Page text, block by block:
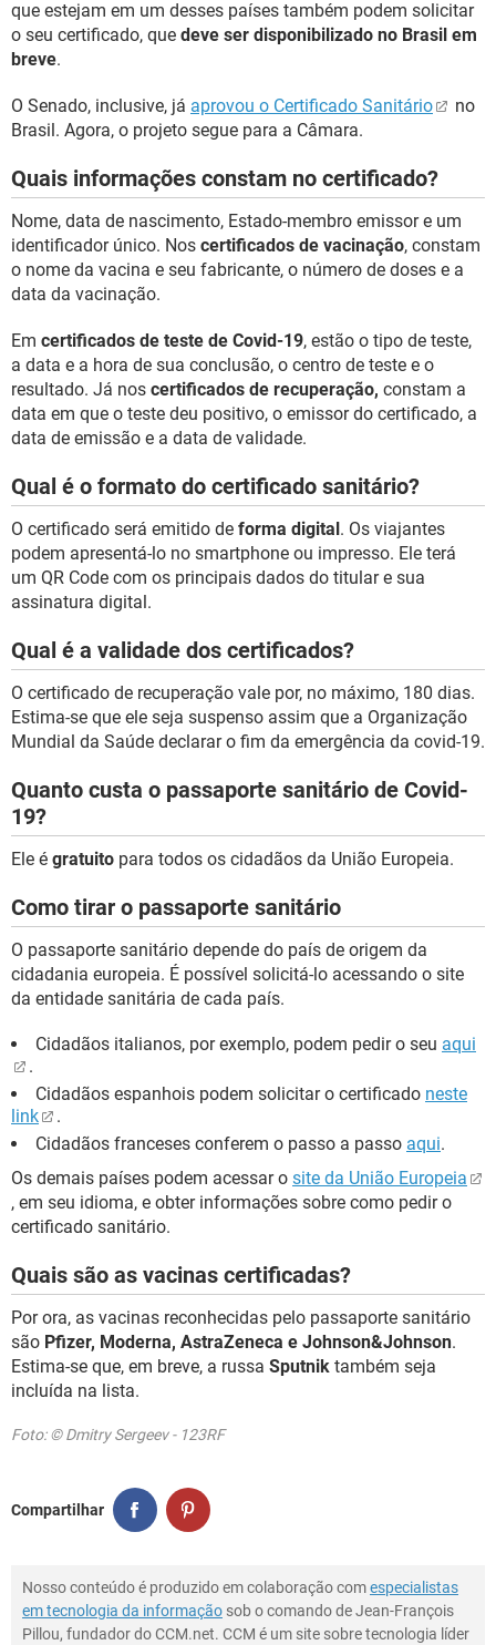
que estejam em um desses países também podem solicitar
o seu certificado, que deve ser disponibilizado no Brasil em
breve.
O Senado, inclusive, já aprovou o Certificado Sanitário
no
Brasil. Agora, o projeto segue para a Câmara.
Quais informações constam no certificado?
Nome, data de nascimento, Estado-membro emissor e um
identificador único. Nos certificados de vacinação, constam
o nome da vacina e seu fabricante, o número de doses e a
data da vacinação.
Em certificados de teste de Covid-19, estão o tipo de teste,
a data e a hora de sua conclusão, o centro de teste e o
resultado. Já nos certificados de recuperação, constam a
data em que o teste deu positivo, o emissor do certificado, a
data de emissão e a data de validade.
Qual é o formato do certificado sanitário?
O certificado será emitido de forma digital . Os viajantes
podem apresentá-lo no smartphone ou impresso. Ele terá
um QR Code com os principais dados do titular e sua
assinatura digital.
Qual é a validade dos certificados?
O certificado de recuperação vale por, no máximo, 180 dias.
Estima-se que ele seja suspenso assim que a Organização
Mundial da Saúde declarar o fim da emergência da covid-19.
Quanto custa o passaporte sanitário de Covid-
19?
Ele é gratuito para todos os cidadãos da União Europeia.
Como tirar o passaporte sanitário
O passaporte sanitário depende do país de origem da
cidadania europeia. É possível solicitá-lo acessando o site
da entidade sanitária de cada país.
Cidadãos italianos, por exemplo, podem pedir o seu aqui
.
Cidadãos espanhois podem solicitar o certificado neste
link
.
Cidadãos franceses conferem o passo a passo aqui.
Os demais países podem acessar o site da União Europeia
, em seu idioma, e obter informações sobre como pedir o
certificado sanitário.
Quais são as vacinas certificadas?
Por ora, as vacinas reconhecidas pelo passaporte sanitário
são Pfizer, Moderna, AstraZeneca e Johnson&Johnson.
Estima-se que, em breve, a russa Sputnik também seja
incluída na lista.
Foto: © Dmitry Sergeev - 123RF
Compartilhar
Nosso conteúdo é produzido em colaboração comespecialistas
em tecnologia da informação sob o comando de Jean-François
Pillou, fundador do CCM.net. CCM é um site sobre tecnologia líder